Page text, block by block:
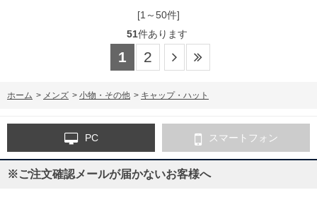
[1～50件]
51件あります
1 2
ホーム > メンズ > 小物・その他 > キャップ・ハット
PC スマートフォン
※ご注文確認メールが届かないお客様へ